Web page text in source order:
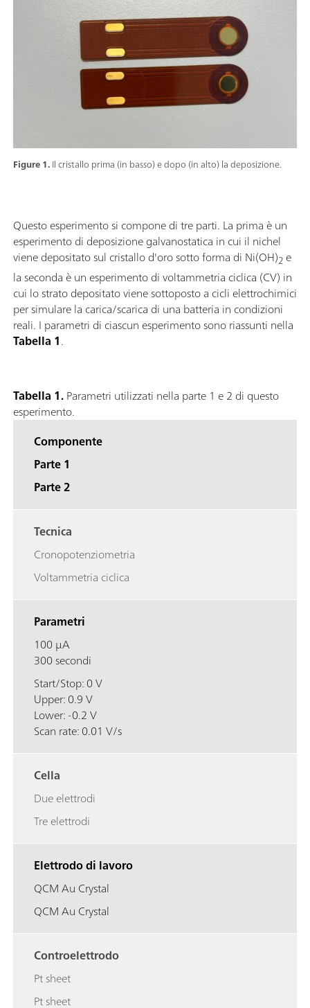
Figure 1.Il cristallo prima (in basso) e dopo (in alto) la deposizione.
Questo esperimento si compone di tre parti. La prima è un
esperimento di deposizione galvanostatica in cui il nichel
viene depositato sul cristallo d'oro sotto forma di Ni(OH)2 e
la seconda è un esperimento di voltammetria ciclica (CV) in
cui lo strato depositato viene sottoposto a cicli elettrochimici
per simulare la carica/scarica di una batteria in condizioni
reali. I parametri di ciascun esperimento sono riassunti nella
Tabella 1.
Tabella 1.Parametri utilizzati nella parte 1 e 2 di questo
esperimento.
Componente
Parte 1
Parte 2
Tecnica
Cronopotenziometria
Voltammetria ciclica
Parametri
100 μA
300 secondi
Start/Stop: 0 V
Upper: 0.9 V
Lower: -0.2 V
Scan rate: 0.01 V/s
Cella
Due elettrodi
Tre elettrodi
Elettrodo di lavoro
QCM Au Crystal
QCM Au Crystal
Controelettrodo
Pt sheet
Pt sheet